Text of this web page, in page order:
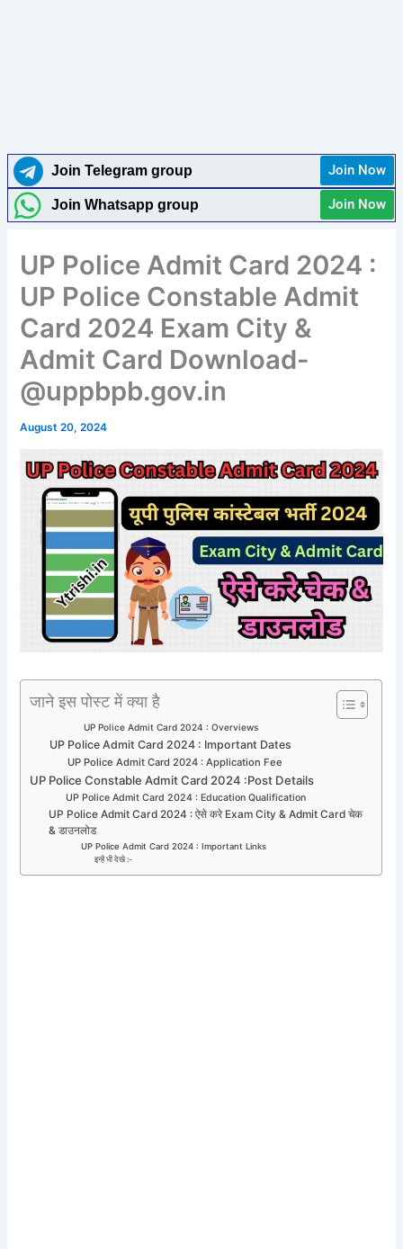
Join Telegram group Join Now
Join Whatsapp group Join Now
UP Police Admit Card 2024 :
UP Police Constable Admit
Card 2024 Exam City &
Admit Card Download-
@uppbpb.gov.in
August 20, 2024
जाने इस पोस्ट में क्या है
UP Police Admit Card 2024 : Overviews
UP Police Admit Card 2024 : Important Dates
UP Police Admit Card 2024 : Application Fee
UP Police Constable Admit Card 2024 :Post Details
UP Police Admit Card 2024 : Education Qualification
UP Police Admit Card 2024 : ऐसे करे Exam City & Admit Card चेक
& डाउनलोड
UP Police Admit Card 2024 : Important Links
इन्हें भी देखे :-